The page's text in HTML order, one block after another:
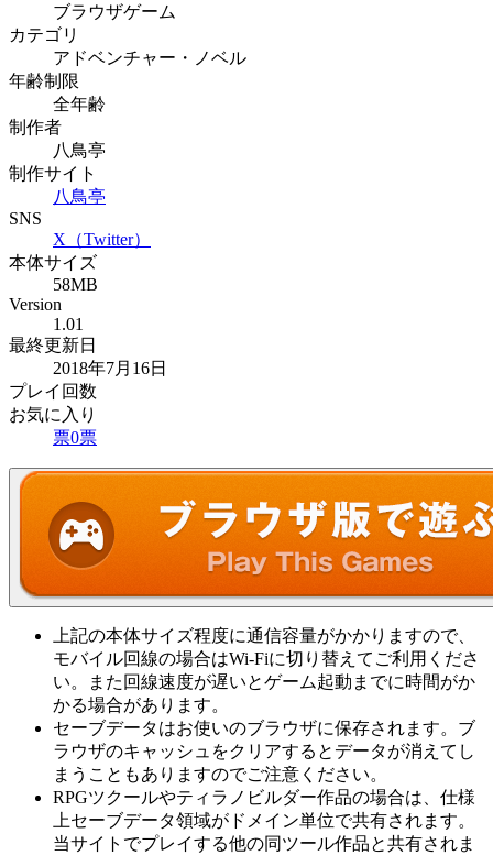
ブラウザゲーム
カテゴリ
アドベンチャー・ノベル
年齢制限
全年齢
制作者
八鳥亭
制作サイト
八鳥亭
SNS
X（Twitter）
本体サイズ
58MB
Version
1.01
最終更新日
2018年7月16日
プレイ回数
お気に入り
票0票
上記の本体サイズ程度に通信容量がかかりますので、
モバイル回線の場合はWi-Fiに切り替えてご利用くださ
い。また回線速度が遅いとゲーム起動までに時間がか
かる場合があります。
セーブデータはお使いのブラウザに保存されます。ブ
ラウザのキャッシュをクリアするとデータが消えてし
まうこともありますのでご注意ください。
RPGツクールやティラノビルダー作品の場合は、仕様
上セーブデータ領域がドメイン単位で共有されます。
当サイトでプレイする他の同ツール作品と共有されま